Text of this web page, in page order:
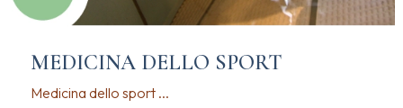
MEDICINA DELLO SPORT
Medicina dello sport ...